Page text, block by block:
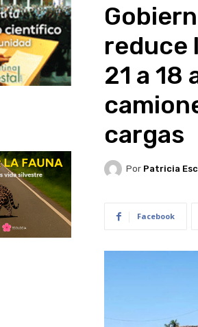
reduce
21 a 18
cargas
Por Patricia
Facebook